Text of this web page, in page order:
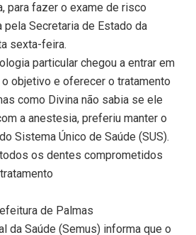
para fazer o exame de risco
pela Secretaria de Estado da
sexta-feira.
particular chegou a entrar em
objetivo e oferecer o tratamento
como Divina não sabia se ele
a anestesia, preferiu manter o
Sistema Único de Saúde (SUS).
os dentes comprometidos
de Palmas
da Saúde (Semus) informa que o